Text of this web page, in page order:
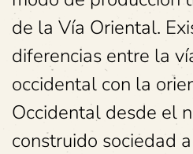
de la Vía Oriental.
diferencias entre la
occidental con la
Occidental desde el
construido sociedad